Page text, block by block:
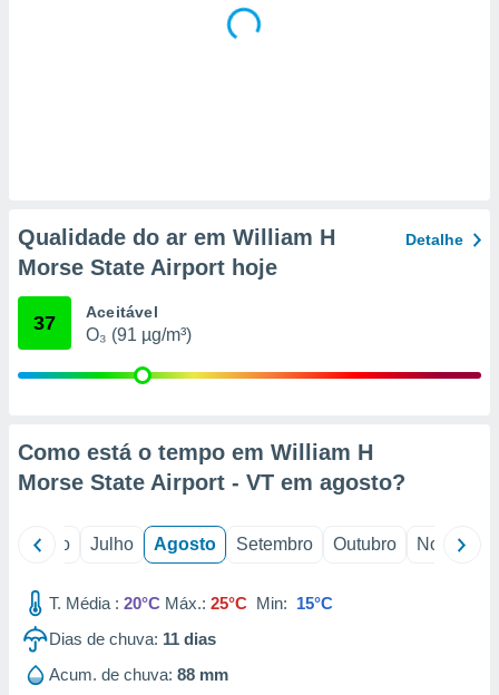
medir
da
medir o
de
ou
dados
através
Qualidade do ar em William H
Morse State Airport hoje
Detalhe
37 Aceitável
O₃ (91 µg/m³)
Como está o tempo em William H
Morse State Airport - VT em agosto?
Junho Julho Agosto Setembro Outubro Novembro
T. Média : 20°C Máx.: 25°C Min: 15°C
Dias de chuva: 11 dias
Acum. de chuva: 88 mm